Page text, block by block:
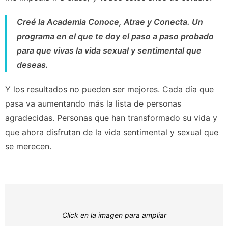
Creé la Academia Conoce, Atrae y Conecta. Un
programa en el que te doy el paso a paso probado
para que vivas la vida sexual y sentimental que
deseas.
Y los resultados no pueden ser mejores. Cada día que
pasa va aumentando más la lista de personas
agradecidas. Personas que han transformado su vida y
que ahora disfrutan de la vida sentimental y sexual que
se merecen.
Click en la imagen para ampliar